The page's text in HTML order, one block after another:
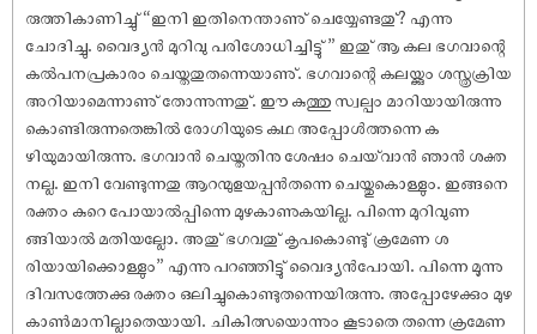
രുത്തികാണിച്ചു് “ഇനി ഇതിനെന്താണു് ചെയ്യേണ്ടതു്? എന്നു
ചോദിച്ചു. വൈദ്യൻ മുറിവു പരിശോധിച്ചിട്ടു് ” ഇതു് ആ കല ഭഗവാന്റെ
കൽപനപ്രകാരം ചെയ്തതുതന്നെയാണു്. ഭഗവാന്റെ കലയ്ക്കും ശസ്ത്രക്രിയ
അറിയാമെന്നാണു് തോന്നുന്നതു്. ഈ കുത്തു സ്വല്പം മാറിയായിരുന്നു
കൊണ്ടിരുന്നതെങ്കിൽ രോഗിയുടെ കഥ അപ്പോൾത്തന്നെ ക
ഴിയുമായിരുന്നു. ഭഗവാൻ ചെയ്തതിനു ശേ‌ഷം ചെയ്‌‌വാൻ ഞാൻ ശക്ത
നല്ല. ഇനി വേണ്ടുന്നതു ആറന്മുളയപ്പൻതന്നെ ചെയ്തുകൊള്ളും. ഇങ്ങനെ
രക്തം കുറെ പോയാൽപ്പിന്നെ മുഴകാണുകയില്ല. പിന്നെ മുറിവുണ
ങ്ങിയാൽ മതിയല്ലോ. അതു് ഭഗവതു് കൃപകൊണ്ടു് ക്രമേണ ശ
രിയായിക്കൊള്ളും” എന്നു പറഞ്ഞിട്ടു് വൈദ്യൻപോയി. പിന്നെ മൂന്നു
ദിവസത്തേക്കു രക്തം ഒലിച്ചുകൊണ്ടുതന്നെയിരുന്നു. അപ്പോഴേക്കും മുഴ
കാൺമാനില്ലാതെയായി. ചികിത്സയൊന്നും കൂടാതെ തന്നെ ക്രമേണ